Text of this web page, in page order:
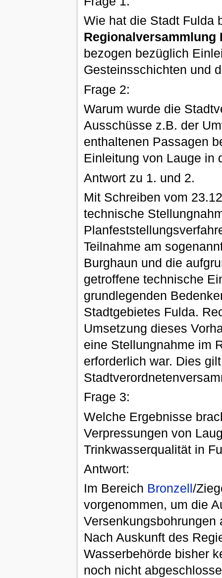
Wie hat die Stadt Fulda
Regionalversammlung
bezogen bezüglich
Gesteinsschichten und
Frage 2:
Warum wurde die
Ausschüsse z.B. der
enthaltenen Passagen
Einleitung von Lauge in
Antwort zu 1. und 2.
Mit Schreiben vom
technische
Teilnahme am
Burghaun und die
getroffene technische
grundlegenden
Stadtgebietes Fulda.
Umsetzung dieses
eine Stellungnahme im
erforderlich war. Dies
Frage 3:
Welche Ergebnisse
Verpressungen von
Trinkwasserqualität in
Antwort:
Im Bereich Bronzell/
vorgenommen, um die
Versenkungsbohrungen
Nach Auskunft des
Wasserbehörde bisher
noch nicht